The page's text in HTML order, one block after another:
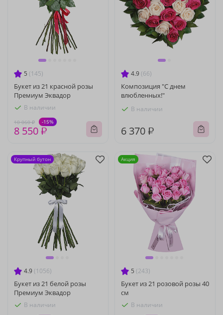
5 (145)
Букет из 21 красной розы
Премиум Эквадор
В наличии
10 060 ₽ -15%
8 550 ₽
4.9 (66)
Композиция "С днем
влюбленных!"
В наличии
6 370 ₽
4.9 (1056)
Букет из 21 белой розы
Премиум Эквадор
В наличии
Крупный бутон
5 (243)
Букет из 21 розовой розы 40
см
В наличии
Акция